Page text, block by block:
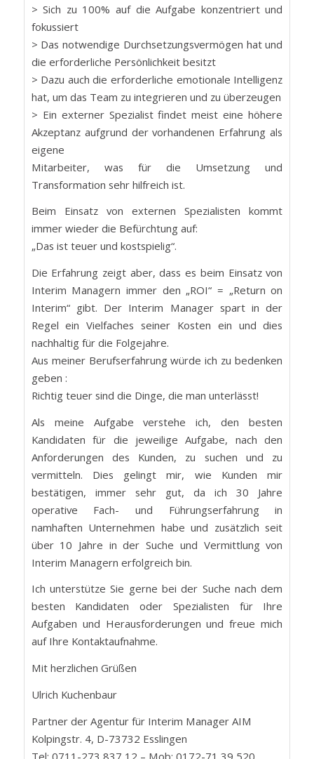
> Sich zu 100% auf die Aufgabe konzentriert und
fokussiert
> Das notwendige Durchsetzungsvermögen hat und
die erforderliche Persönlichkeit besitzt
> Dazu auch die erforderliche emotionale Intelligenz
hat, um das Team zu integrieren und zu überzeugen
> Ein externer Spezialist findet meist eine höhere
Akzeptanz aufgrund der vorhandenen Erfahrung als
eigene
Mitarbeiter, was für die Umsetzung und
Transformation sehr hilfreich ist.
Beim Einsatz von externen Spezialisten kommt
immer wieder die Befürchtung auf:
„Das ist teuer und kostspielig“.
Die Erfahrung zeigt aber, dass es beim Einsatz von
Interim Managern immer den „ROI“ = „Return on
Interim“ gibt. Der Interim Manager spart in der
Regel ein Vielfaches seiner Kosten ein und dies
nachhaltig für die Folgejahre.
Aus meiner Berufserfahrung würde ich zu bedenken
geben :
Richtig teuer sind die Dinge, die man unterlässt!
Als meine Aufgabe verstehe ich, den besten
Kandidaten für die jeweilige Aufgabe, nach den
Anforderungen des Kunden, zu suchen und zu
vermitteln. Dies gelingt mir, wie Kunden mir
bestätigen, immer sehr gut, da ich 30 Jahre
operative Fach- und Führungserfahrung in
namhaften Unternehmen habe und zusätzlich seit
über 10 Jahre in der Suche und Vermittlung von
Interim Managern erfolgreich bin.
Ich unterstütze Sie gerne bei der Suche nach dem
besten Kandidaten oder Spezialisten für Ihre
Aufgaben und Herausforderungen und freue mich
auf Ihre Kontaktaufnahme.
Mit herzlichen Grüßen
Ulrich Kuchenbaur
Partner der Agentur für Interim Manager AIM
Kolpingstr. 4, D-73732 Esslingen
Tel: 0711-273 837 12 – Mob: 0172-71 39 520